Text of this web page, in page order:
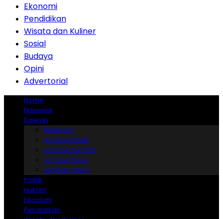
Ekonomi
Pendidikan
Wisata dan Kuliner
Sosial
Budaya
Opini
Advertorial
Home
Nasional
Daerah
Mataram
Lombok Barat
Lombok Tengah
Lombok Timur
Lombok Utara
Politik
Hukrim
Ekonomi
Pendidikan